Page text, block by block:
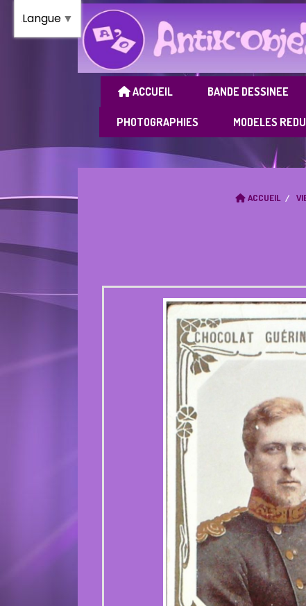
ACCUEIL BANDE DESSINEE
PHOTOGRAPHIES MODELES
ACCUEIL
Langue ▼
Panneau de gestion des cookies